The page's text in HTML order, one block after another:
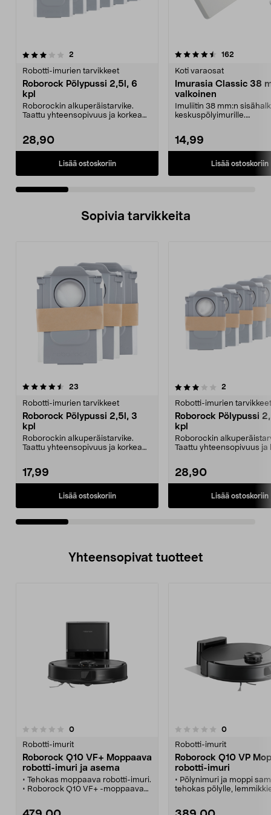
2
Robotti-imurien tarvikkeet
Roborock Pölypussi 2,5l, 6
kpl
Roborockin alkuperäistarvike.
Taattu yhteensopivuus ja korkea
28,90
Lisää ostoskoriin
4.5 viidestä
162
Koti varaosat
Imurasia Classic 38
valkoinen
Imuliitin 38 mm:n
keskuspölyimurille.
14,99
Lisää ostoskoriin
3.5 viidestä
Sopivia tarvikkeita
23
Robotti-imurien tarvikkeet
Roborock Pölypussi 2,5l, 3
kpl
Roborockin alkuperäistarvike.
Taattu yhteensopivuus ja korkea
17,99
Lisää ostoskoriin
3.0viidestä
2
Robotti-imurien tarvikkeet
Roborock Pölypussi
kpl
Roborockin
Taattu yhteensopivuus ja
28,90
Lisää ostoskoriin
4.5viidestä
Yhteensopivat tuotteet
0arvostelut
Robotti-imurit
Roborock Q10 VF+ Moppaava
robotti-imuri ja asema
• Tehokas moppaava robotti-imuri.
• Roborock Q10 VF+ -moppaava
0.0 viidestä
0arvostelut
Robotti-imurit
Roborock Q10 VP
robotti-imuri
• Pölynimuri ja moppi
tehokas pölylle,